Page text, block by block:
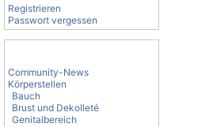
Registrieren
Passwort vergessen
Community-News
Körperstellen
Bauch
Brust und Dekolleté
Genitalbereich